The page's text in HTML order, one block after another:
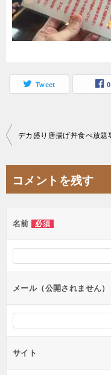
Tweet 0
投
ビ
ー
シ
ン
コメントを残す
名前 必須
メール（公開されません）
サイト